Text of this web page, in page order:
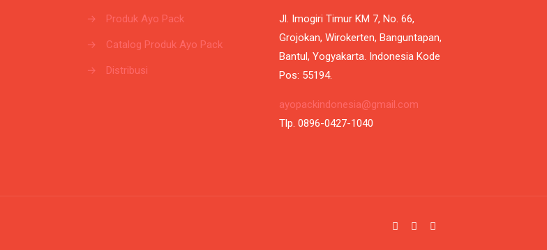
→ Produk Ayo Pack
→ Catalog Produk Ayo Pack
→ Distribusi
Jl. Imogiri Timur KM 7, No. 66,
Grojokan, Wirokerten, Banguntapan,
Bantul, Yogyakarta. Indonesia Kode
Pos: 55194.
ayopackindonesia@gmail.com
Tlp. 0896-0427-1040